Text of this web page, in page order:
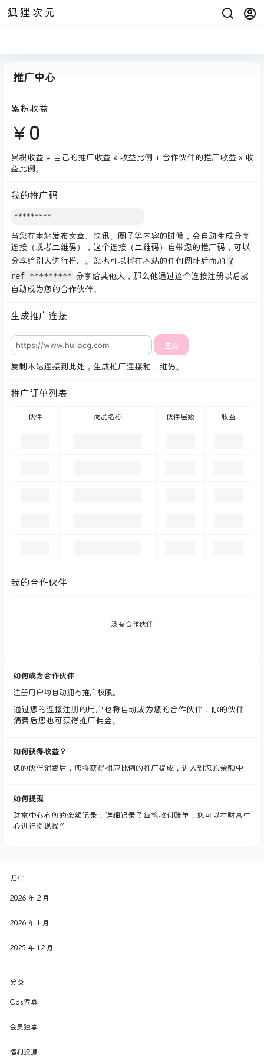
狐狸次元
推广中心
累积收益
￥ 0
累积收益 = 自己的推广收益 x 收益比例 + 合作伙伴的推广收益 x 收
益比例。
我的推广码
当您在本站发布文章、快讯、圈子等内容的时候，会自动生成分享
连接（或者二维码），这个连接（二维码）自带您的推广码，可以
分享给别人进行推广。您也可以将在本站的任何网址后面加 ?
ref=********* 分享给其他人，那么他通过这个连接注册以后就
自动成为您的合作伙伴。
生成推广连接
生成
复制本站连接到此处，生成推广连接和二维码。
推广订单列表
伙伴 商品名称 伙伴层级 收益
我的合作伙伴
没有合作伙伴
如何成为合作伙伴
注册用户均自动拥有推广权限。
通过您的连接注册的用户也将自动成为您的合作伙伴，你的伙伴
消费后您也可获得推广佣金。
如何获得收益？
您的伙伴消费后，您将获得相应比例的推广提成，进入到您的余额中
如何提现
财富中心有您的余额记录，详细记录了每笔收付账单，您可以在财富中
心进行提现操作
归档
2026 年 2 月
2026 年 1 月
2025 年 12 月
分类
Cos写真
会员独享
福利资源